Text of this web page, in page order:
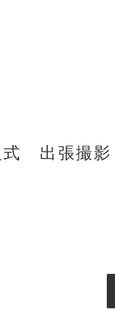
式 出張撮影